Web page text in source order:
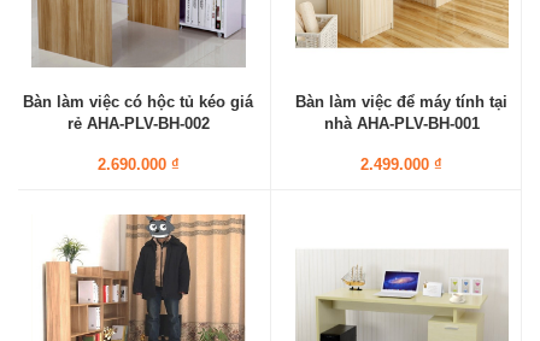
Bàn làm việc có hộc tủ kéo giá
rẻ AHA-PLV-BH-002
2.690.000 ₫
Bàn làm việc để máy tính tại
nhà AHA-PLV-BH-001
2.499.000 ₫